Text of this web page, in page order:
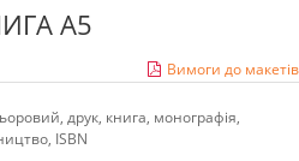
А5
Вимоги до макетів